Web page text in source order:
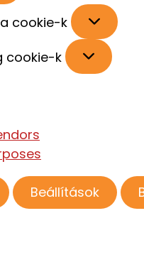
cookie-k
cookie-k
Beállítások